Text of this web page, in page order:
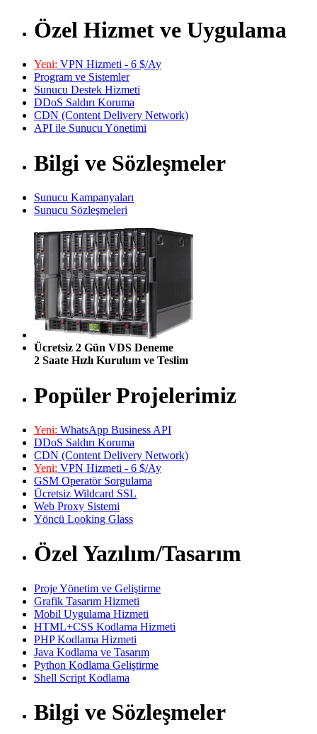
Özel Hizmet ve Uygulama
Yeni: VPN Hizmeti - 6 $/Ay
Program ve Sistemler
Sunucu Destek Hizmeti
DDoS Saldırı Koruma
CDN (Content Delivery Network)
API ile Sunucu Yönetimi
Bilgi ve Sözleşmeler
Sunucu Kampanyaları
Sunucu Sözleşmeleri
Ücretsiz 2 Gün VDS Deneme
2 Saate Hızlı Kurulum ve Teslim
Popüler Projelerimiz
Yeni: WhatsApp Business API
DDoS Saldırı Koruma
CDN (Content Delivery Network)
Yeni: VPN Hizmeti - 6 $/Ay
GSM Operatör Sorgulama
Ücretsiz Wildcard SSL
Web Proxy Sistemi
Yöncü Looking Glass
Özel Yazılım/Tasarım
Proje Yönetim ve Geliştirme
Grafik Tasarım Hizmeti
Mobil Uygulama Hizmeti
HTML+CSS Kodlama Hizmeti
PHP Kodlama Hizmeti
Java Kodlama ve Tasarım
Python Kodlama Geliştirme
Shell Script Kodlama
Bilgi ve Sözleşmeler